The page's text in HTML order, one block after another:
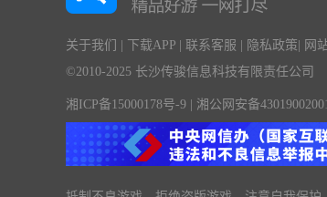
关于我们 下载APP 联系客服 隐私政策
网
©2010-2025 长沙传骏信息科技有限责任公司
湘ICP备15000178号-9 湘公网安备